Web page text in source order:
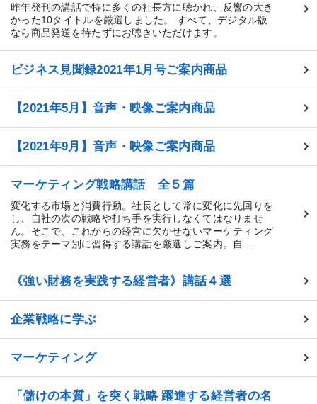
昨年発刊の講話で特に多くの社長方に聴かれ、反響の大き
かった10タイトルを厳選しました。 すべて、デジタル版
なら商品発送を待たずにお聴きいただけます。
ビジネス見聞録2021年1月号ご案内商品
【2021年5月】音声・映像ご案内商品
【2021年9月】音声・映像ご案内商品
マーケティング戦略講話 全５篇
変化する市場と消費行動。社長として常に変化に先回りを
し、自社の次の戦略や打ち手を実行しなくてはなりませ
ん。そこで、これからの経営に欠かせないマーケティング
実務をテーマ別に習得する講話を厳選しご案内。自...
《強い財務を実践する経営者》講話４選
企業戦略に学ぶ
マーケティング
「儲けの本質」を突く戦略 躍進する経営者の名